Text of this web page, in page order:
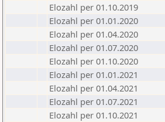
Elozahl per 01.10.2019
Elozahl per 01.01.2020
Elozahl per 01.04.2020
Elozahl per 01.07.2020
Elozahl per 01.10.2020
Elozahl per 01.01.2021
Elozahl per 01.04.2021
Elozahl per 01.07.2021
Elozahl per 01.10.2021